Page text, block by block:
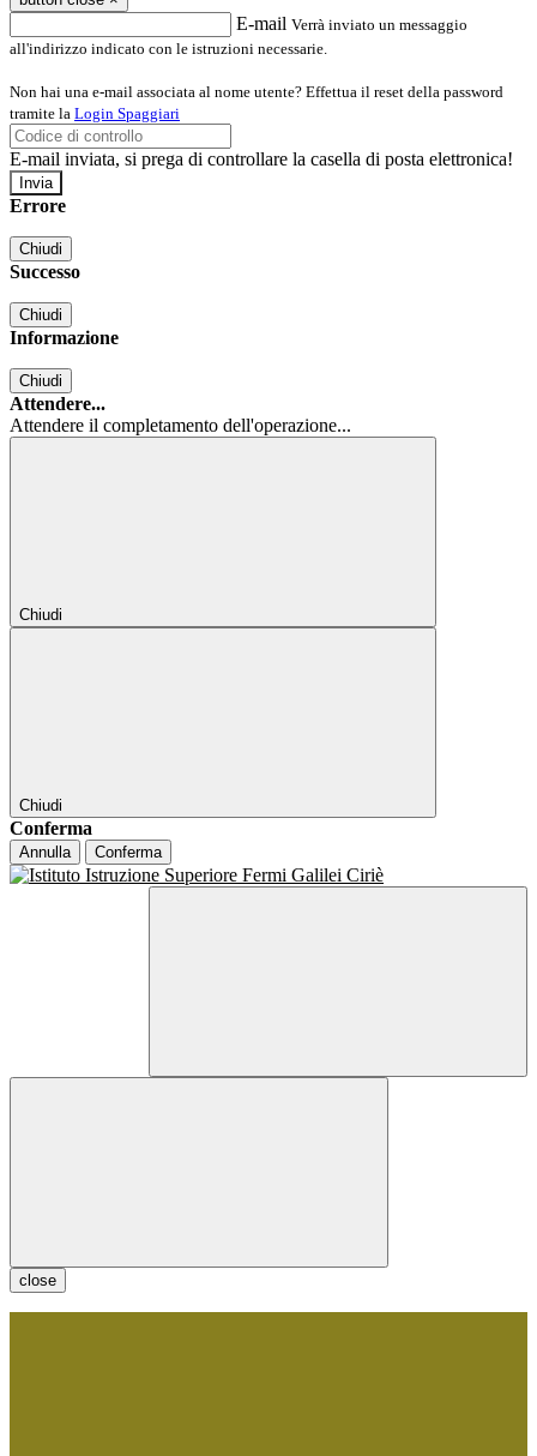
E-mail Verrà inviato un messaggio
all'indirizzo indicato con le istruzioni necessarie.
Non hai una e-mail associata al nome utente? Effettua il reset della password
tramite la Login Spaggiari
E-mail inviata, si prega di controllare la casella di posta elettronica!
Errore
Chiudi
Successo
Chiudi
Informazione
Chiudi
Attendere...
Attendere il completamento dell'operazione...
Chiudi
Chiudi
Conferma
Annulla Conferma
close